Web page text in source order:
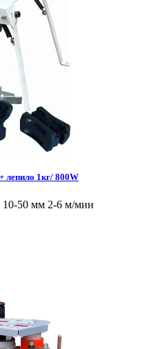
1кг/ 800W
10-50 мм 2-6 м/мин